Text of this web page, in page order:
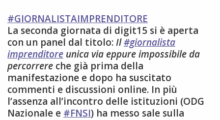
#GIORNALISTAIMPRENDITORE
La seconda giornata di digit15 si è aperta
con un panel dal titolo:Il#giornalista
imprenditore unica via eppure impossibile da
percorrere che già prima della
manifestazione e dopo ha suscitato
commenti e discussioni online. In più
l’assenza all’incontro delle istituzioni (ODG
Nazionale e #FNSI) ha messo sale sulla